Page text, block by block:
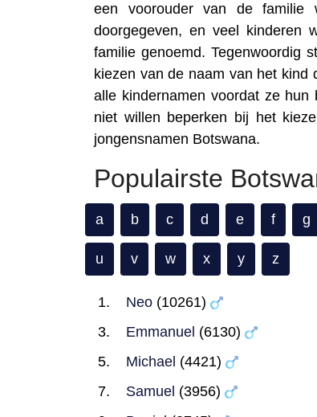
een voorouder van de familie
doorgegeven, en veel kinderen
familie genoemd. Tegenwoordig
kiezen van de naam van het kind
alle kindernamen voordat ze
niet willen beperken bij het
jongensnamen Botswana.
Populairste
a b c d e f g
u v w x y z
Neo (10261)
Emmanuel (6130)
Michael (4421)
Samuel (3956)